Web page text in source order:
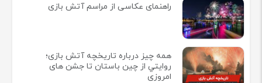
راهنمای عکاسی از مراسم آتش بازی
همه چيز درباره تاريخچه آتش بازی؛
روايتي از چين باستان تا جشن های
امروزی